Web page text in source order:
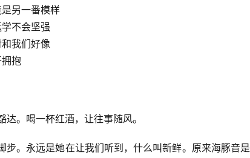
另一番模样
不会坚强
我们好像
抱
。喝一杯红酒，让往事随风。
。永远是她在让我们听到，什么叫新鲜。原来海豚音是